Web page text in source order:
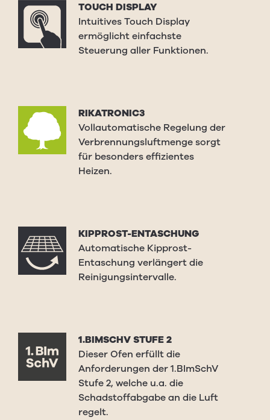
TOUCH DISPLAY
Intuitives Touch Display
ermöglicht einfachste
Steuerung aller Funktionen.
RIKATRONIC3
Vollautomatische Regelung der
Verbrennungsluftmenge sorgt
für besonders effizientes
Heizen.
KIPPROST-ENTASCHUNG
Automatische Kipprost-
Entaschung verlängert die
Reinigungsintervalle.
1.BIMSCHV STUFE 2
Dieser Ofen erfüllt die
Anforderungen der 1.BImSchV
Stufe 2, welche u.a. die
Schadstoffabgabe an die Luft
regelt.